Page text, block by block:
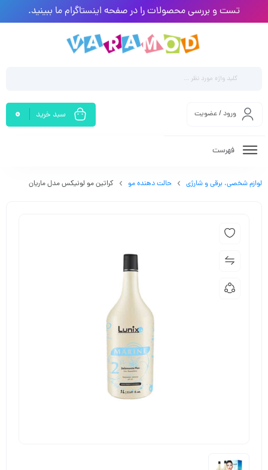
تست و بررسی محصولات را در صفحه اینستاگرام ما ببینید.
ورود / عضویت سبد خرید 0
فهرست
لوازم شخصی، برقی و شارژی حالت دهنده مو کراتین مو لونیکس مدل ماریان